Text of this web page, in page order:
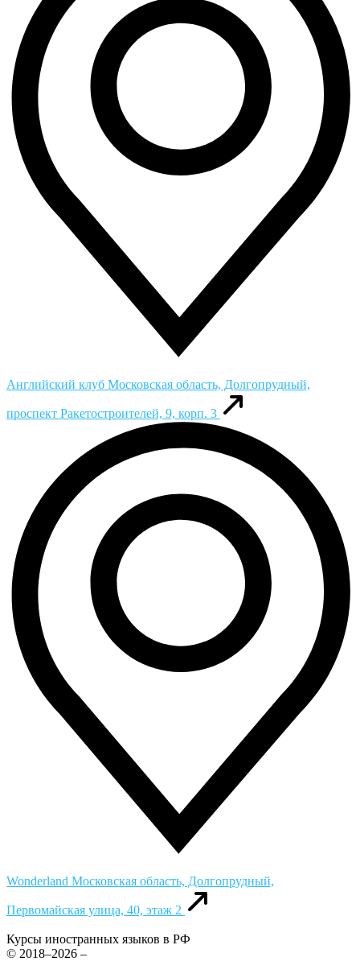
Английский клуб Московская область, Долгопрудный,
проспект Ракетостроителей, 9, корп. 3
Wonderland Московская область, Долгопрудный,
Первомайская улица, 40, этаж 2
Курсы иностранных языков в РФ
© 2018–2026 –